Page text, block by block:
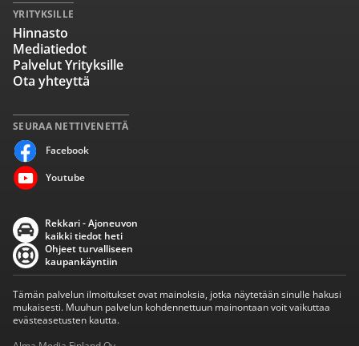
SEURAA NETTIVENETTÄ
Facebook
Youtube
YRITYKSILLE
Hinnasto
Mediatiedot
Palvelut Yrityksille
Ota yhteyttä
Rekkari - Ajoneuvon
kaikki tiedot heti
Ohjeet turvalliseen
kaupankäyntiin
Tämän palvelun ilmoitukset ovat mainoksia, jotka näytetään sinulle hakusi
mukaisesti. Muuhun palvelun kohdennettuun mainontaan voit vaikuttaa
evästeasetusten kautta.